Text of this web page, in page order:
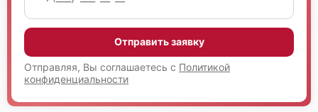
Отправить заявку
Отправляя, Вы соглашаетесь с Политикой
конфиденциальности